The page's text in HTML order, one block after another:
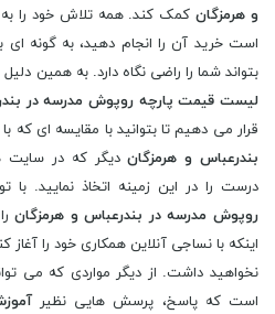
و هرمزگانکمک کند. همه تلاش خود را به
است خرید آن را انجام دهید، به گونه
بتواند شما را راضی نگاه دارد. به همین
لیست قیمت پارچه روپوش مدرسه در
قرار می دهیم تا بتوانید با مقایسه ای که با
بندرعباس و هرمزگاندیگر که در سایت
درست را در این زمینه اتخاذ نمایید. با
روپوش مدرسه در بندرعباس و هرمزگان
اینکه با نساجی آنلاین همکاری خود را آغاز
نخواهید داشت. از دیگر مواردی که می
است که پاسخ، پرسش هایی نظیر